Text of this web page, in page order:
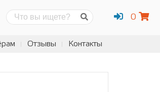
0
Отзывы Контакты